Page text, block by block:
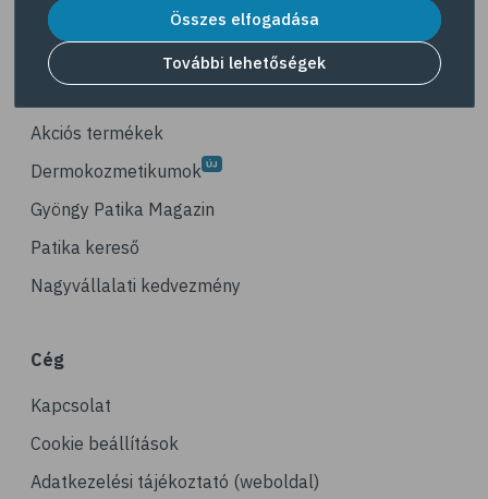
# reuma
# ízületi fájdalom
# ízületek
# porckopás
# csonttörés
# mozgásszervi problémák
# köszvény
# ínhüvelygyulladás
elérhetőségeit a
Gyógyszertár kereső oldalon
tekintheti meg.
Navigáció
Akciós termékek
Dermokozmetikumok
Gyöngy Patika Magazin
Patika kereső
Nagyvállalati kedvezmény
Cég
Kapcsolat
Cookie beállítások
Adatkezelési tájékoztató (weboldal)
Összes elfogadása
További lehetőségek